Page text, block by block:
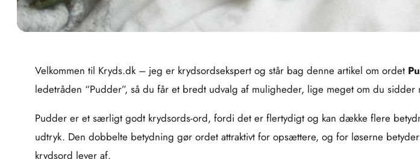
Velkommen til Kryds.dk – jeg er krydsordsekspert og står bag denne artikel om ordet
ledetråden “Pudder”, så du får et bredt udvalg af muligheder, lige meget om du
Pudder er et særligt godt krydsords-ord, fordi det er flertydigt og kan dække flere
udtryk. Den dobbelte betydning gør ordet attraktivt for opsættere, og for løserne
krydsord lever af.